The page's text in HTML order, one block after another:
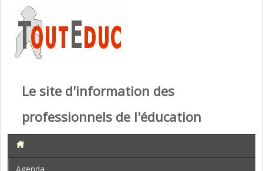
Le site d'information des
professionnels de l'éducation